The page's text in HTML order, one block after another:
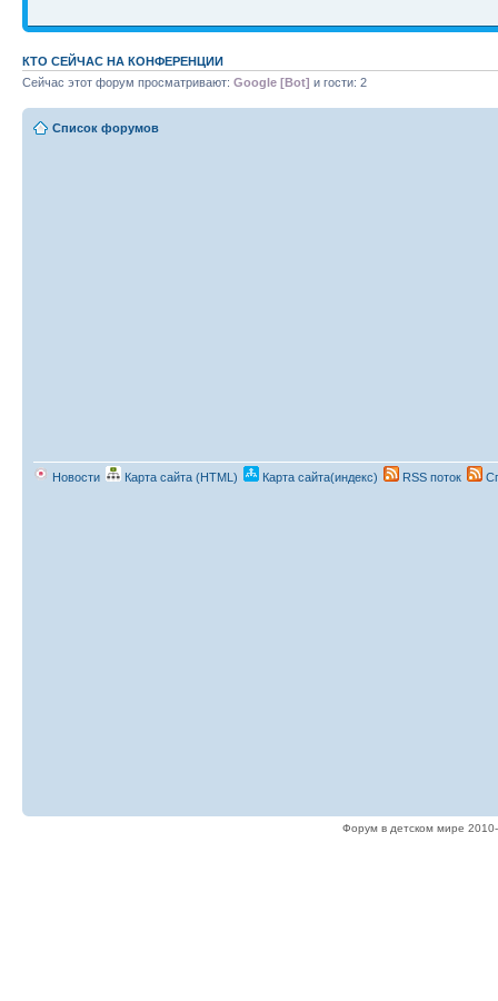
КТО СЕЙЧАС НА КОНФЕРЕНЦИИ
Сейчас этот форум просматривают: Google [Bot] и гости: 2
Список форумов
Новости Карта сайта (HTML) Карта сайта(индекс) RSS поток
Форум в детском мире